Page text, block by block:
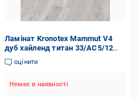
Ламінат Kronotex Mammut V4
дуб хайленд титан 33/АС5/12
мм (4796)
оцінити
Немає в наявності